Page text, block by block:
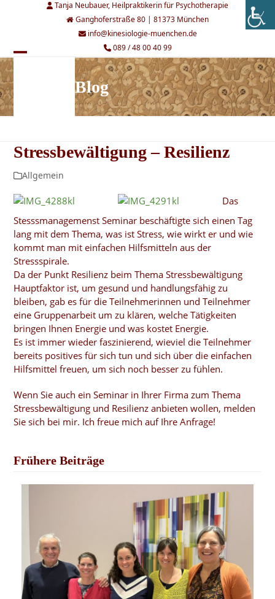
Tanja Neubauer, Heilpraktikerin für Psychotherapie
Ganghoferstraße 80 | 81373 München
info@kinesiologie-muenchen.de
089 / 48 00 40 99
Open
mobile
menu
Close
mobile
menu
Blog
Stressbewältigung – Resilienz
Allgemein
Das
Stesssmanagemenst Seminar beschäftigte sich einen Tag
lang mit dem Thema, was ist Stress, wie wirkt er und wie
kommt man mit einfachen Hilfsmitteln aus der
Stressspirale.
Da der Punkt Resilienz beim Thema Stressbewältigung
Hauptfaktor ist, um gesund und handlungsfähig zu
bleiben, gab es für die Teilnehmerinnen und Teilnehmer
eine Gruppenarbeit um zu klären, welche Tätigkeiten
bringen Ihnen Energie und was kostet Energie.
Es ist immer wieder faszinierend, wieviel die Teilnehmer
bereits positives für sich tun und sich über die einfachen
Hilfsmittel freuen, um sich noch besser zu fühlen.
Wenn Sie auch ein Seminar in Ihrer Firma zum Thema
Stressbewältigung und Resilienz anbieten wollen, melden
Sie sich bei mir. Ich freue mich auf Ihre Anfrage!
Frühere Beiträge